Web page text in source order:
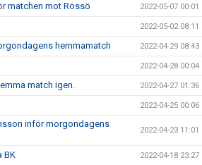
matchen mot Rössö 2022-05-07 00:01
2022-05-02 08:11
hemmamatch 2022-04-29 08:43
2022-04-28 00:04
match igen. 2022-04-27 01:36
2022-04-25 00:06
inför morgondagens
2022-04-23 11:01
BK 2022-04-18 23:27